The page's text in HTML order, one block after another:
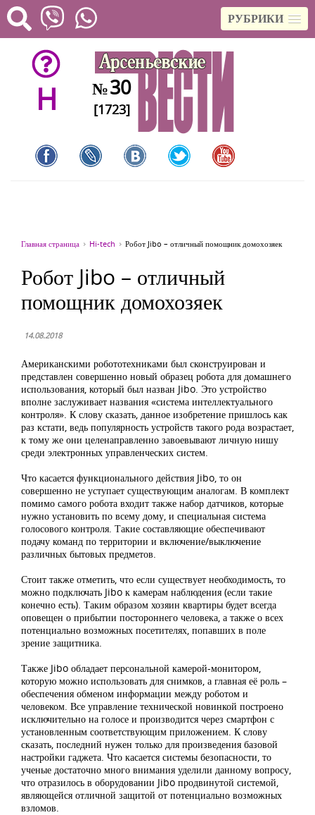
РУБРИКИ
H №30
[1723]
Главная страница Hi-tech Робот Jibo – отличный помощник домохозяек
Робот Jibo – отличный
помощник домохозяек
14.08.2018
Американскими робототехниками был сконструирован и
представлен совершенно новый образец робота для домашнего
использования, который был назван Jibo. Это устройство
вполне заслуживает названия «система интеллектуального
контроля». К слову сказать, данное изобретение пришлось как
раз кстати, ведь популярность устройств такого рода возрастает,
к тому же они целенаправленно завоевывают личную нишу
среди электронных управленческих систем.
Что касается функционального действия Jibo, то он
совершенно не уступает существующим аналогам. В комплект
помимо самого робота входит также набор датчиков, которые
нужно установить по всему дому, и специальная система
голосового контроля. Такие составляющие обеспечивают
подачу команд по территории и включение/выключение
различных бытовых предметов.
Стоит также отметить, что если существует необходимость, то
можно подключать Jibo к камерам наблюдения (если такие
конечно есть). Таким образом хозяин квартиры будет всегда
оповещен о прибытии постороннего человека, а также о всех
потенциально возможных посетителях, попавших в поле
зрение защитника.
Также Jibo обладает персональной камерой-монитором,
которую можно использовать для снимков, а главная её роль –
обеспечения обменом информации между роботом и
человеком. Все управление технической новинкой построено
исключительно на голосе и производится через смартфон с
установленным соответствующим приложением. К слову
сказать, последний нужен только для произведения базовой
настройки гаджета. Что касается системы безопасности, то
ученые достаточно много внимания уделили данному вопросу,
что отразилось в оборудовании Jibo продвинутой системой,
являющейся отличной защитой от потенциально возможных
взломов.